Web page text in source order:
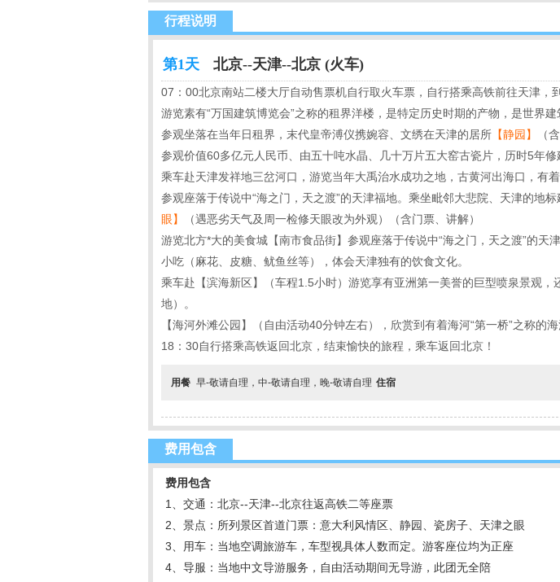
行程说明
第1天 北京--天津--北京 (火车)
07：00北京南站二楼大厅自动售票机自行取火车票，自行搭乘高铁前往天津，
游览素有“万国建筑博览会”之称的租界洋楼，是特定历史时期的产物，是世界
参观坐落在当年日租界，末代皇帝溥仪携婉容、文绣在天津的居所 【静园】
（
参观价值60多亿元人民币、由五十吨水晶、几十万片五大窑古瓷片，历时5年
乘车赴天津发祥地三岔河口，游览当年大禹治水成功之地，古黄河出海口，有
参观座落于传说中“海之门，天之渡”的天津福地。乘坐毗邻大悲院、天津的地
眼】
（遇恶劣天气及周一检修天眼改为外观）（含门票、讲解）
游览北方*大的美食城【南市食品街】参观座落于传说中“海之门，天之渡”的
小吃（麻花、皮糖、鱿鱼丝等），体会天津独有的饮食文化。
乘车赴【滨海新区】（车程1.5小时）游览享有亚洲第一美誉的巨型喷泉景观
地）。
【海河外滩公园】（自由活动40分钟左右），欣赏到有着海河“第一桥”之称的海
18：30自行搭乘高铁返回北京，结束愉快的旅程，乘车返回北京！
用餐 早-敬请自理，中-敬请自理，晚-敬请自理 住宿
费用包含
费用包含
1、交通：北京--天津--北京往返高铁二等座票
2、景点：所列景区首道门票：意大利风情区、静园、瓷房子、天津之眼
3、用车：当地空调旅游车，车型视具体人数而定。游客座位均为正座
4、导服：当地中文导游服务，自由活动期间无导游，此团无全陪